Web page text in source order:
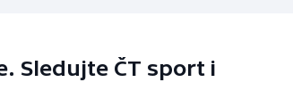
Sledujte ČT sport i